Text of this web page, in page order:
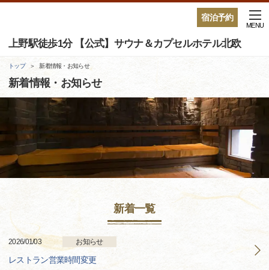
宿泊予約
上野駅徒歩1分 【公式】サウナ＆カプセルホテル北欧
MENU
トップ 新着情報・お知らせ
新着情報・お知らせ
新着一覧
2026/01/03 お知らせ
レストラン営業時間変更